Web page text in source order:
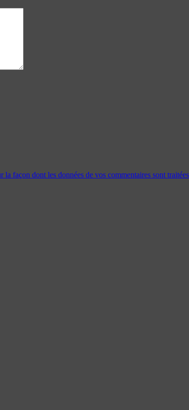
la façon dont les données de vos commentaires sont traitées